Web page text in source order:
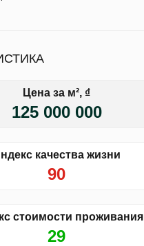
Цена за м², ₫
125 000 000
качества жизни
90
стоимости проживания
29